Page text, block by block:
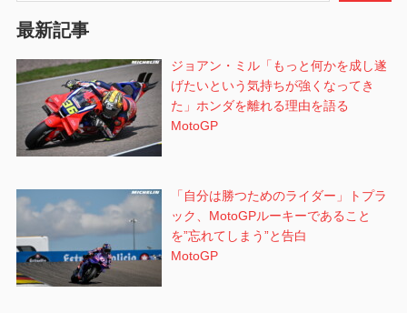
ン
最新記事
ジョアン・ミル「もっと何かを成し遂
げたいという気持ちが強くなってき
た」ホンダを離れる理由を語る
MotoGP
「自分は勝つためのライダー」トプラ
ック、MotoGPルーキーであること
を”忘れてしまう”と告白
MotoGP